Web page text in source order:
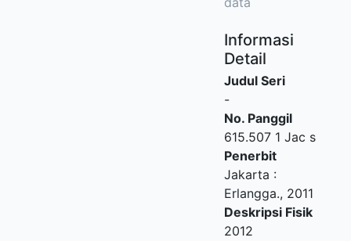
Informasi
Detail
Judul Seri
-
No. Panggil
615.507 1 Jac s
Penerbit
Jakarta :
Erlangga., 2011
Deskripsi Fisik
2012